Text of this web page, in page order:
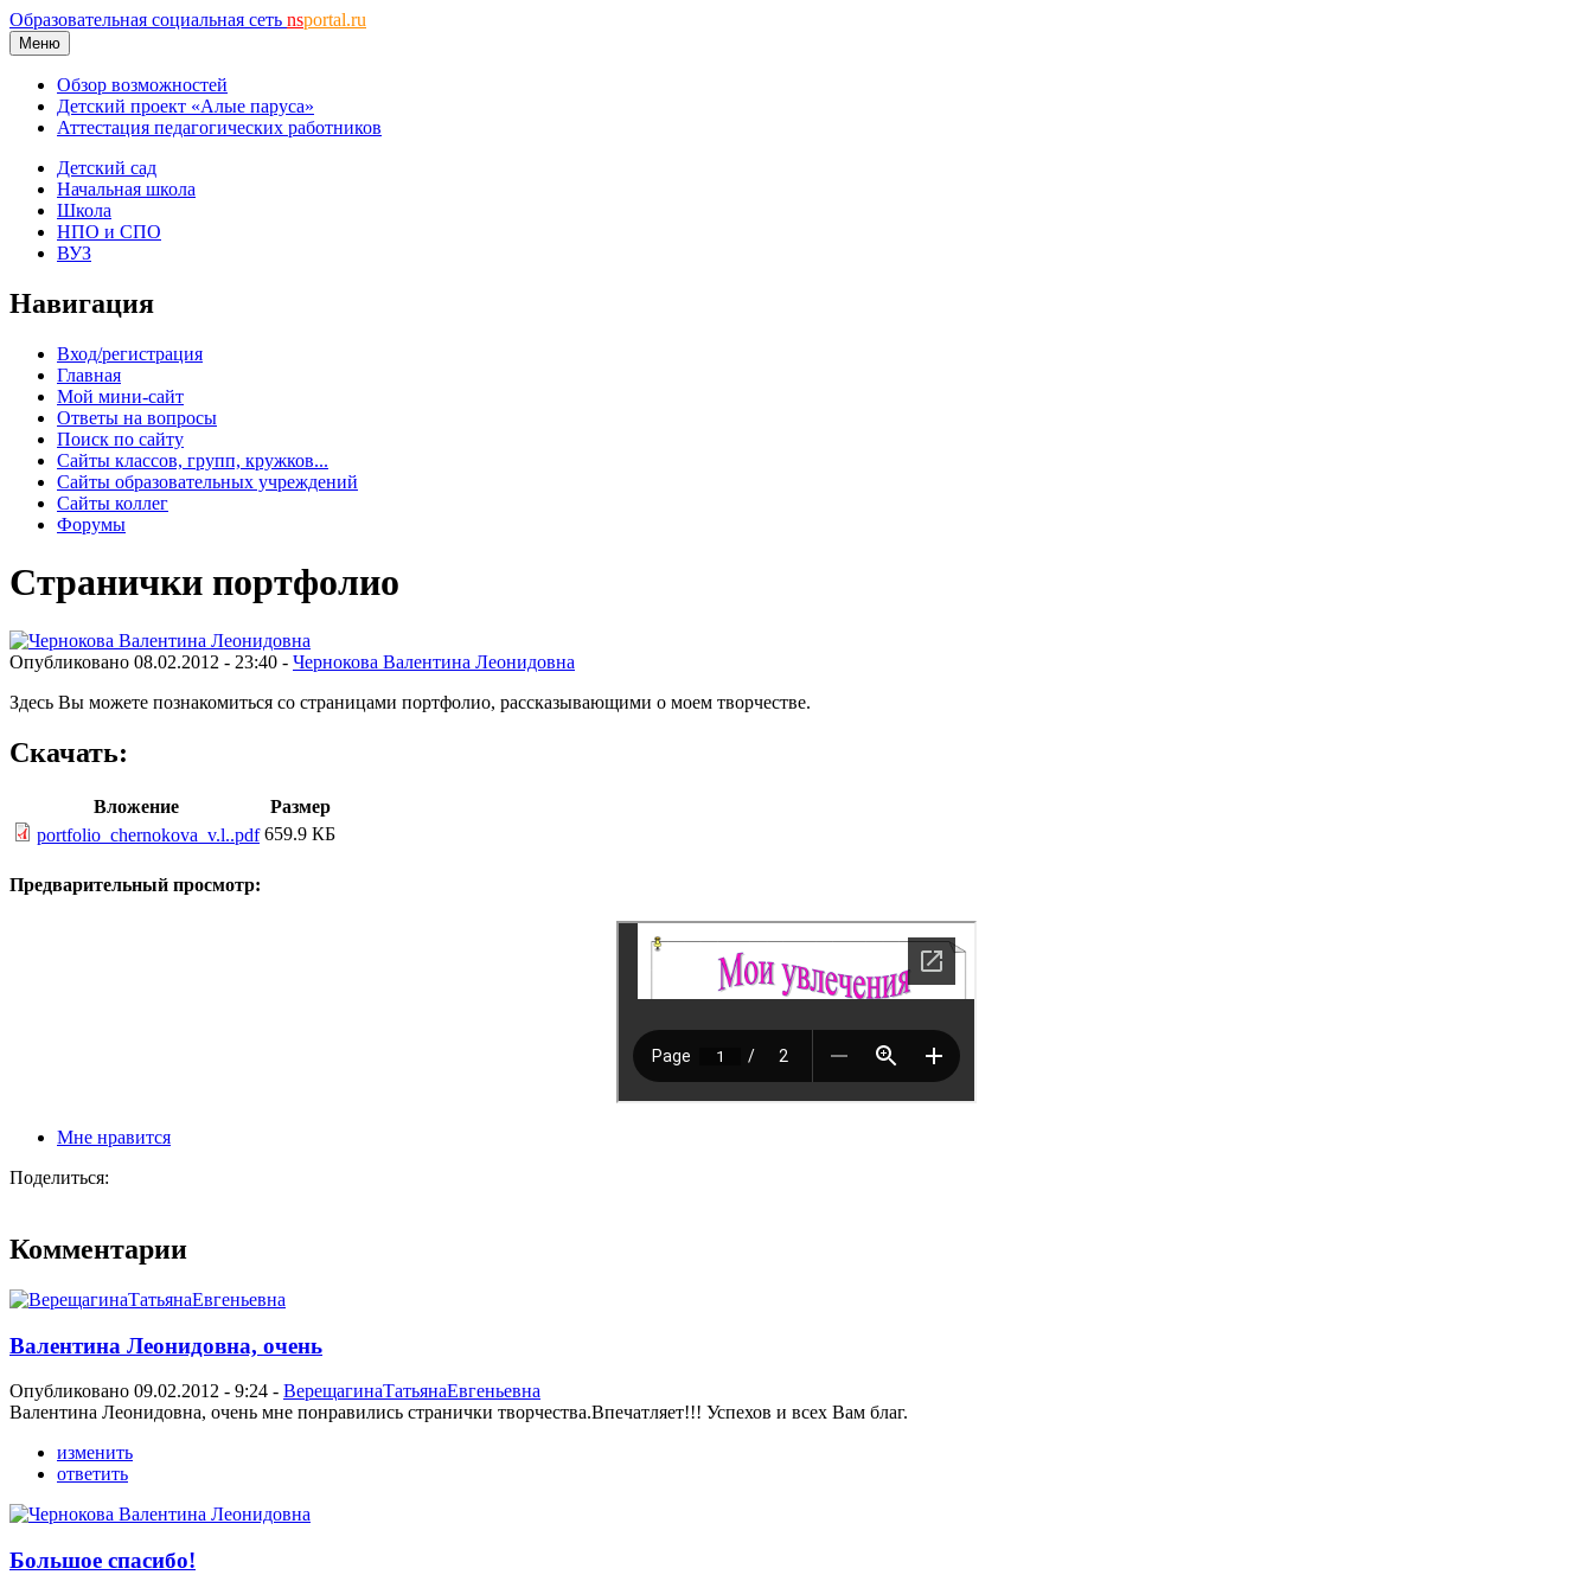
Образовательная социальная сеть nsportal.ru
Меню
Обзор возможностей
Детский проект «Алые паруса»
Аттестация педагогических работников
Детский сад
Начальная школа
Школа
НПО и СПО
ВУЗ
Навигация
Вход/регистрация
Главная
Мой мини-сайт
Ответы на вопросы
Поиск по сайту
Сайты классов, групп, кружков...
Сайты образовательных учреждений
Сайты коллег
Форумы
Странички портфолио
Опубликовано 08.02.2012 - 23:40 - Чернокова Валентина Леонидовна
Здесь Вы можете познакомиться со страницами портфолио, рассказывающими о моем творчестве.
Скачать:
Вложение
Размер
portfolio_chernokova_v.l..pdf 659.9 КБ
Предварительный просмотр:
Мне нравится
Поделиться:
Комментарии
Валентина Леонидовна, очень
Опубликовано 09.02.2012 - 9:24 - ВерещагинаТатьянаЕвгеньевна
Валентина Леонидовна, очень мне понравились странички творчества.Впечатляет!!! Успехов и всех Вам благ.
изменить
ответить
Большое спасибо!